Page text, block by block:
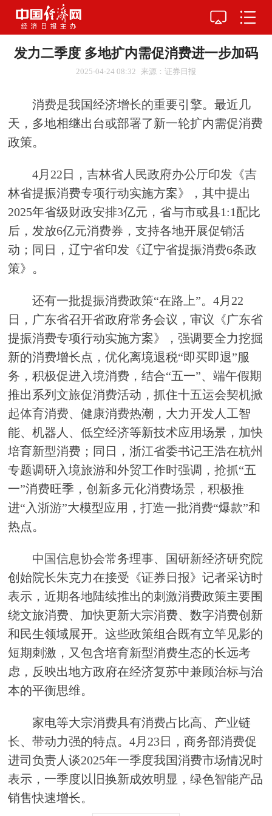
发力二季度 多地扩内需促消费进一步加码
2025-04-24 08:32 来源：证券日报
消费是我国经济增长的重要引擎。最近几
天，多地相继出台或部署了新一轮扩内需促消费
政策。
4月22日，吉林省人民政府办公厅印发《吉
林省提振消费专项行动实施方案》，其中提出
2025年省级财政安排3亿元，省与市或县1:1配比
后，发放6亿元消费券，支持各地开展促销活
动；同日，辽宁省印发《辽宁省提振消费6条政
策》。
还有一批提振消费政策“在路上”。4月22
日，广东省召开省政府常务会议，审议《广东省
提振消费专项行动实施方案》，强调要全力挖掘
新的消费增长点，优化离境退税“即买即退”服
务，积极促进入境消费，结合“五一”、端午假期
推出系列文旅促消费活动，抓住十五运会契机掀
起体育消费、健康消费热潮，大力开发人工智
能、机器人、低空经济等新技术应用场景，加快
培育新型消费；同日，浙江省委书记王浩在杭州
专题调研入境旅游和外贸工作时强调，抢抓“五
一”消费旺季，创新多元化消费场景，积极推
进“入浙游”大模型应用，打造一批消费“爆款”和
热点。
中国信息协会常务理事、国研新经济研究院
创始院长朱克力在接受《证券日报》记者采访时
表示，近期各地陆续推出的刺激消费政策主要围
绕文旅消费、加快更新大宗消费、数字消费创新
和民生领域展开。这些政策组合既有立竿见影的
短期刺激，又包含培育新型消费生态的长远考
虑，反映出地方政府在经济复苏中兼顾治标与治
本的平衡思维。
家电等大宗消费具有消费占比高、产业链
长、带动力强的特点。4月23日，商务部消费促
进司负责人谈2025年一季度我国消费市场情况时
表示，一季度以旧换新成效明显，绿色智能产品
销售快速增长。